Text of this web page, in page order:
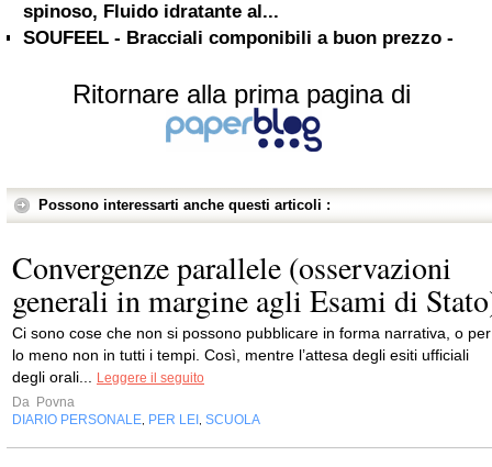
spinoso, Fluido idratante al...
SOUFEEL - Bracciali componibili a buon prezzo -
Ritornare alla prima pagina di
Possono interessarti anche questi articoli :
Convergenze parallele (osservazioni
generali in margine agli Esami di
Ci sono cose che non si possono pubblicare in forma narrativa, o per
lo meno non in tutti i tempi. Così, mentre l’attesa degli esiti ufficiali
degli orali...
Leggere il seguito
Da Povna
DIARIO PERSONALE PER LEI SCUOLA